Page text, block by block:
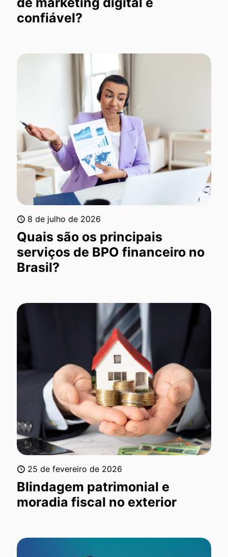
confiável?
8 de julho de 2026
Quais são os principais
serviços de BPO financeiro no
Brasil?
25 de fevereiro de 2026
Blindagem patrimonial e
moradia fiscal no exterior